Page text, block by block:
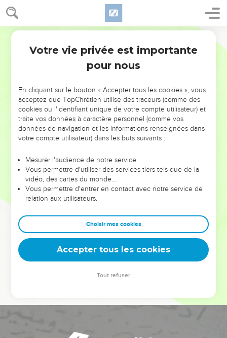
NE MANQUEZ PAS L’ÉVÉNEMENT
DE L’ANNÉE !
ET SI LEURS ERREURS POUVAIENT VOUS ÉVITER LES
VOTRES ?
leur foi ou leur vision. Mais on voit moins les doutes, les erreurs
et les saisons difficiles qu'ils ont traversés, alors même que ce
sont elles qui les ont façonnés.
Dans cette conférence, leaders, entrepreneurs, et responsables
clés pour avancer avec plus de sagesse afin que leurs erreurs
deviennent vos tremplins. Que vous guidiez un ministère, une
équipe, un groupe ou une famille, leur expérience est faite
Votre vie privée est importante
pour nous
En cliquant sur le bouton « Accepter tous les cookies », vous
acceptez que TopChrétien utilise des traceurs (comme des
cookies ou l'identifiant unique de votre compte utilisateur) et
traite vos données à caractère personnel (comme vos
données de navigation et les informations renseignées dans
votre compte utilisateur) dans les buts suivants :
Mesurer l'audience de notre service
Vous permettre d'utiliser des services tiers tels que de la
vidéo, des cartes du monde…
Vous permettre d'entrer en contact avec notre service de
relation aux utilisateurs.
Choisir mes cookies
Accepter tous les cookies
Tout refuser